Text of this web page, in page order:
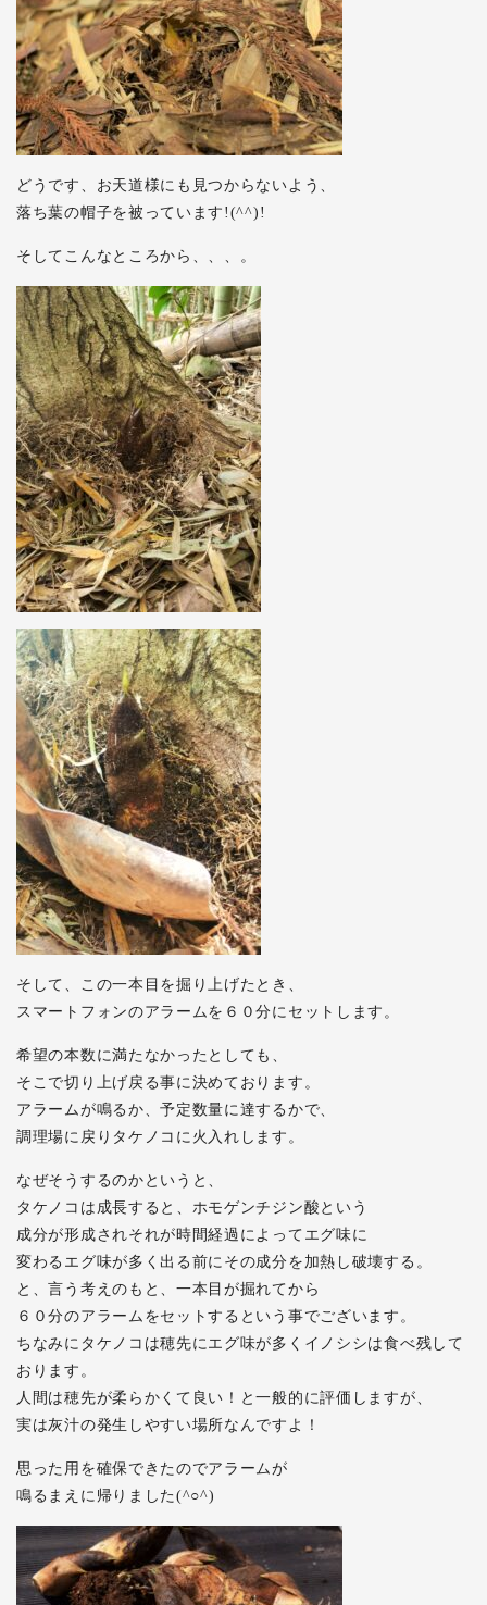
どうです、お天道様にも見つからないよう、
落ち葉の帽子を被っています!(^^)!
そしてこんなところから、、、。
そして、この一本目を掘り上げたとき、
スマートフォンのアラームを６０分にセットします。
希望の本数に満たなかったとしても、
そこで切り上げ戻る事に決めております。
アラームが鳴るか、予定数量に達するかで、
調理場に戻りタケノコに火入れします。
なぜそうするのかというと、
タケノコは成長すると、ホモゲンチジン酸という
成分が形成されそれが時間経過によってエグ味に
変わるエグ味が多く出る前にその成分を加熱し破壊する。
と、言う考えのもと、一本目が掘れてから
６０分のアラームをセットするという事でございます。
ちなみにタケノコは穂先にエグ味が多くイノシシは食べ残して
おります。
人間は穂先が柔らかくて良い！と一般的に評価しますが、
実は灰汁の発生しやすい場所なんですよ！
思った用を確保できたのでアラームが
鳴るまえに帰りました(^○^)